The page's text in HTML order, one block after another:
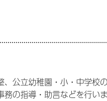
公立幼稚園・小・中学校
の指導・助言などを行いま